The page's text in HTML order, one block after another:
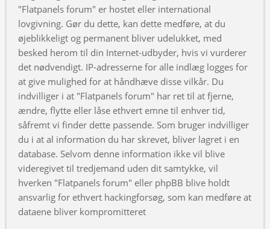
"Flatpanels forum" er hostet eller international
lovgivning. Gør du dette, kan dette medføre, at du
øjeblikkeligt og permanent bliver udelukket, med
besked herom til din Internet-udbyder, hvis vi vurderer
det nødvendigt. IP-adresserne for alle indlæg logges for
at give mulighed for at håndhæve disse vilkår. Du
indvilliger i at "Flatpanels forum" har ret til at fjerne,
ændre, flytte eller låse ethvert emne til enhver tid,
såfremt vi finder dette passende. Som bruger indvilliger
du i at al information du har skrevet, bliver lagret i en
database. Selvom denne information ikke vil blive
videregivet til tredjemand uden dit samtykke, vil
hverken "Flatpanels forum" eller phpBB blive holdt
ansvarlig for ethvert hackingforsøg, som kan medføre at
dataene bliver kompromitteret